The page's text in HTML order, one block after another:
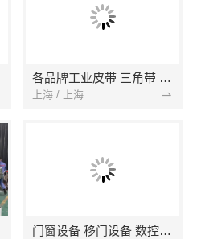
各品牌工业皮带 三角带 同步带
上海 / 上海
门窗设备 移门设备 数控弯圆机 去毛刺机